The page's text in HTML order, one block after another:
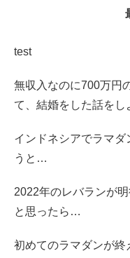
test
無収入なのに700万円
て、結婚をした話をし
インドネシアでラマ
うと…
2022年のレバランが
と思ったら…
初めてのラマダンが終